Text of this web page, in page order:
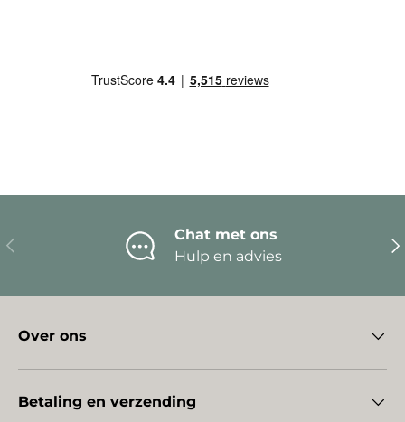
Vorige
Chat met ons
Hulp en advies
Over ons
Betaling en verzending